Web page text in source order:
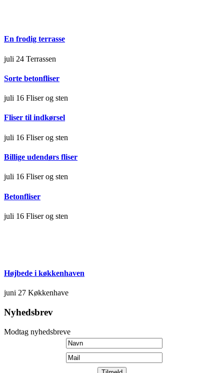
En frodig terrasse
juli 24 Terrassen
Sorte betonfliser
juli 16 Fliser og sten
Fliser til indkørsel
juli 16 Fliser og sten
Billige udendørs fliser
juli 16 Fliser og sten
Betonfliser
juli 16 Fliser og sten
Højbede i køkkenhaven
juni 27 Køkkenhave
Nyhedsbrev
Modtag nyhedsbreve